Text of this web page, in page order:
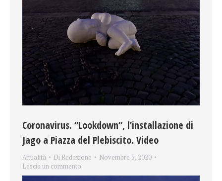
Coronavirus. “Lookdown”, l’installazione di
Jago a Piazza del Plebiscito. Video
Attualità Di Redazione
Novembre 5, 2020
Lascia un commento